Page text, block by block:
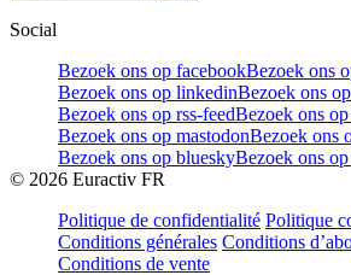
Social
Bezoek ons op facebookBezoek ons
Bezoek ons op linkedinBezoek ons
Bezoek ons op rss-feedBezoek ons
Bezoek ons op mastodonBezoek ons
Bezoek ons op blueskyBezoek ons
© 2026 Euractiv FR
Politique de confidentialité Politique
Conditions générales Conditions
Conditions de vente